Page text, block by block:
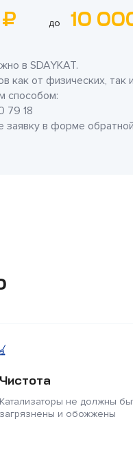
до 10
в SDAYKAT.
как от физических, так
способом:
79 18
заявку в форме
Чистота
Катализаторы не должны
загрязнены и обожжены